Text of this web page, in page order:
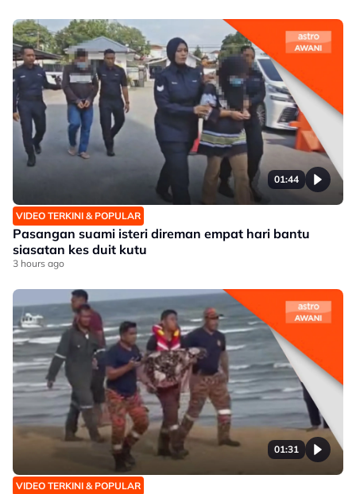
01:44
VIDEO TERKINI & POPULAR
Pasangan suami isteri direman empat hari bantu
siasatan kes duit kutu
3 hours ago
01:31
VIDEO TERKINI & POPULAR